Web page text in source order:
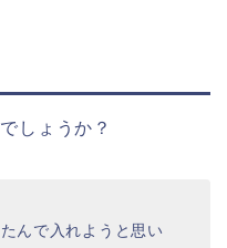
しょうか？
んで入れようと思い